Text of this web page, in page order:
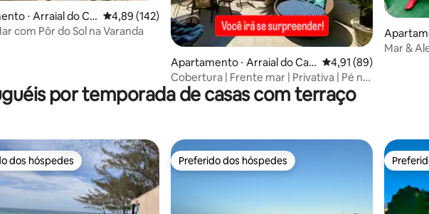
de 5, 59 avaliações
⋅ Arraial do Ca
4,89 de uma avaliação média de 5, 142 avaliações
4,89 (142)
com Pôr do Sol na Varanda
Apartamento ⋅ Arraial do Cab
o
4,91 de uma
4,91 (89)
Cobertura | Frente mar | Privativa | Pé na
areia
Mar &
por temporada de casas com terraço
dos hóspedes
dos hóspedes Preferido dos hóspedes
Preferido dos hóspedes